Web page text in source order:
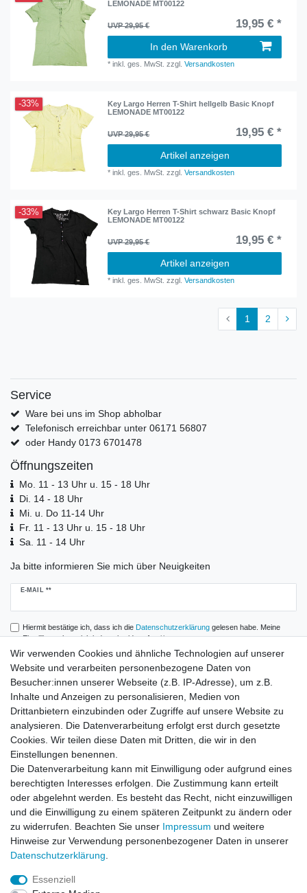
LEMONADE MT00122
UVP 29,95 € 19,95 € *
In den Warenkorb
*inkl. ges. MwSt. zzgl.Versandkosten
-33%
Key Largo Herren T-Shirt hellgelb Basic Knopf
LEMONADE MT00122
UVP 29,95 € 19,95 € *
Artikel anzeigen
*inkl. ges. MwSt. zzgl.Versandkosten
-33%
Key Largo Herren T-Shirt schwarz Basic Knopf
LEMONADE MT00122
UVP 29,95 € 19,95 € *
Artikel anzeigen
*inkl. ges. MwSt. zzgl.Versandkosten
1 2
Service
Ware bei uns im Shop abholbar
Telefonisch erreichbar unter 06171 56807
oder Handy 0173 6701478
Öffnungszeiten
Mo. 11 - 13 Uhr u. 15 - 18 Uhr
Di. 14 - 18 Uhr
Mi. u. Do 11-14 Uhr
Fr. 11 - 13 Uhr u. 15 - 18 Uhr
Sa. 11 - 14 Uhr
Ja bitte informieren Sie mich über Neuigkeiten
E-MAIL **
Newsletter
Hiermit bestätige ich, dass ich die Daten­schutz­erklärunggelesen habe. Meine
Einwilligung kann ich jederzeit widerrufen.**
Abonnieren
** Hierbei handelt es sich um ein Pflichtfeld.
Zahlung und Versand
Wir verwenden Cookies und ähnliche Technologien auf unserer
Website und verarbeiten personenbezogene Daten von
Besucher:innen unserer Webseite (z.B. IP-Adresse), um z.B.
Inhalte und Anzeigen zu personalisieren, Medien von
Drittanbietern einzubinden oder Zugriffe auf unsere Website zu
analysieren. Die Datenverarbeitung erfolgt erst durch gesetzte
Cookies. Wir teilen diese Daten mit Dritten, die wir in den
Einstellungen benennen.
Die Datenverarbeitung kann mit Einwilligung oder aufgrund eines
berechtigten Interesses erfolgen. Die Zustimmung kann erteilt
oder abgelehnt werden. Es besteht das Recht, nicht einzuwilligen
und die Einwilligung zu einem späteren Zeitpunkt zu ändern oder
zu widerrufen. Beachten Sie unser Impressum und weitere
Hinweise zur Verwendung personenbezogener Daten in unserer
Daten­schutz­erklärung
Essenziell